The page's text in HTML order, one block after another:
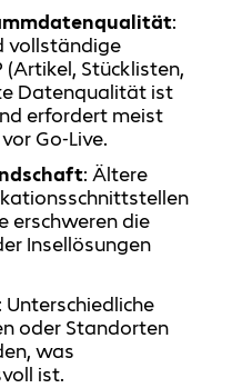
:
vollständige
(Artikel, Stücklisten,
Datenqualität ist
erfordert meist
Go-Live.
: Ältere
erschweren die
Insellösungen
: Unterschiedliche
oder Standorten
was
ist.